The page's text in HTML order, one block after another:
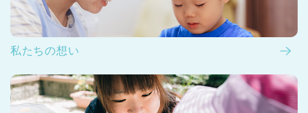
私たちの想い